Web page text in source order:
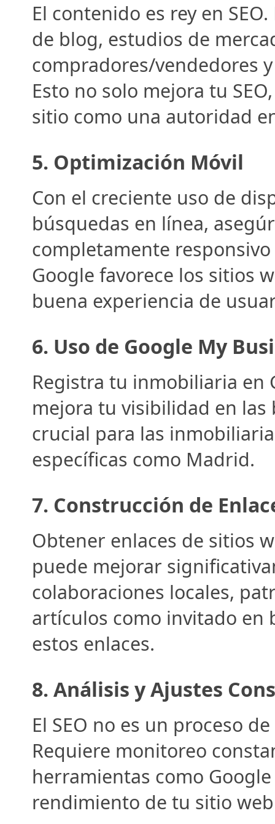
El contenido es rey en
de blog, estudios de
compradores/vendedores
Esto no solo mejora tu
sitio como una autoridad
5. Optimización Móvil
Con el creciente uso de
búsquedas en línea,
completamente
Google favorece los sitios
buena experiencia de
6. Uso de Google My
Registra tu inmobiliaria en
mejora tu visibilidad en las
crucial para las
específicas como Madrid.
7. Construcción de
Obtener enlaces de sitios
puede mejorar
colaboraciones locales,
artículos como invitado en
estos enlaces.
8. Análisis y Ajustes
El SEO no es un proceso
Requiere monitoreo
herramientas como
rendimiento de tu sitio